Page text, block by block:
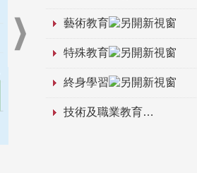
藝術教育
特殊教育
終身學習
技術及職業教育